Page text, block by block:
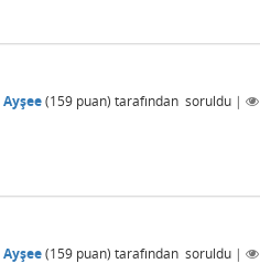
Ayşee(159 puan) tarafından soruldu |
Ayşee(159 puan) tarafından soruldu |